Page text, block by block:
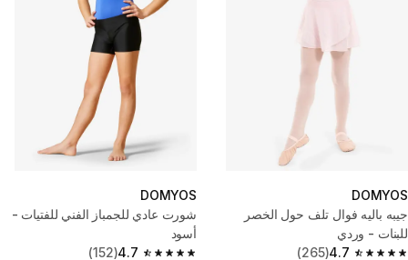
DOMYOS
جيبه باليه فوال تلف حول الخصر
للبنات - وردي
4.7
(265)
DOMYOS
شورت عادي للجمباز الفني للفتيات -
أسود
4.7
(152)